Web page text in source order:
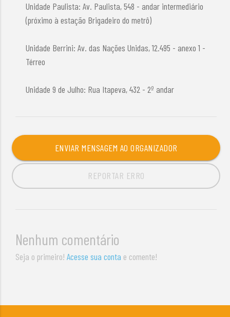
Unidade Paulista: Av. Paulista, 548 - andar intermediário
(próximo à estação Brigadeiro do metrô)
Unidade Berrini: Av. das Nações Unidas, 12.495 - anexo 1 -
Térreo
Unidade 9 de Julho: Rua Itapeva, 432 - 2º andar
ENVIAR MENSAGEM AO ORGANIZADOR
REPORTAR ERRO
Nenhum comentário
Seja o primeiro!Acesse sua conta e comente!